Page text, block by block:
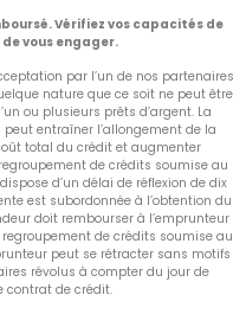
Vérifiez vos capacités de
vous engager.
par l’un de nos partenaires
nature que ce soit ne peut être
ou plusieurs prêts d’argent. La
entraîner l’allongement de la
total du crédit et augmenter
de crédits soumise au
d’un délai de réflexion de dix
est subordonnée à l’obtention du
doit rembourser à l’emprunteur
de crédits soumise au
peut se rétracter sans motifs
révolus à compter du jour de
contrat de crédit.